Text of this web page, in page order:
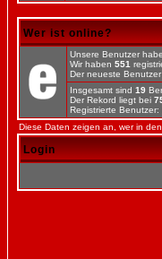
Wer ist online?
Unsere Benutzer
Wir haben 551
Der neueste
Insgesamt sind 19
Der Rekord liegt bei
Registrierte Benutzer:
Diese Daten zeigen an, wer in
Login